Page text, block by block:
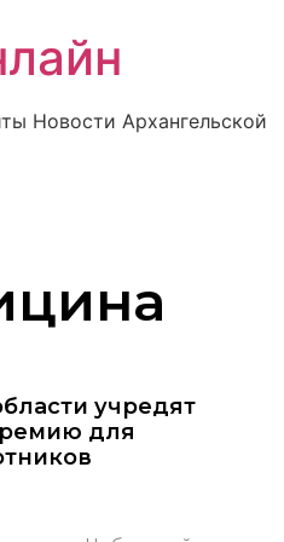
Новости Архангельской
учредят
для